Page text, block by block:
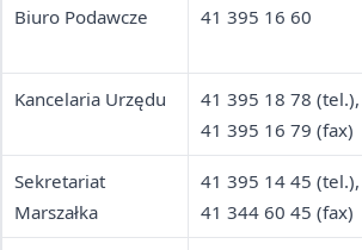
Biuro Podawcze 41 395 16 60
Kancelaria Urzędu
41 395 18 78 (tel.),
41 395 16 79 (fax)
Sekretariat
Marszałka
41 395 14 45 (tel.),
41 344 60 45 (fax)